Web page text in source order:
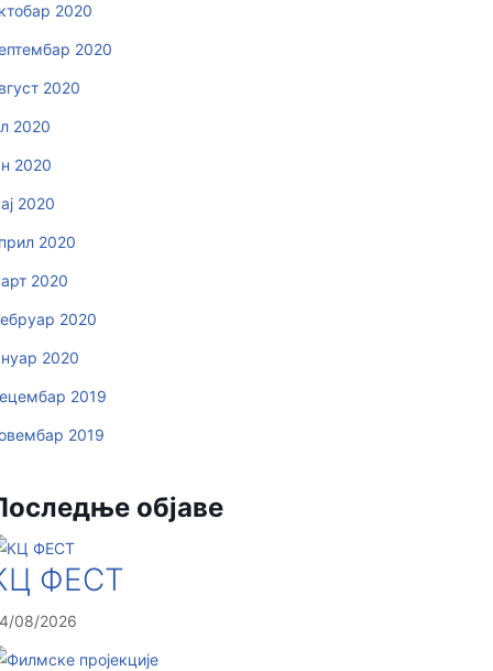
2020
2020
2020
2020
2020
2020
2020
2020
2020
2020
2019
2019
објаве
ФЕСТ
08/2026